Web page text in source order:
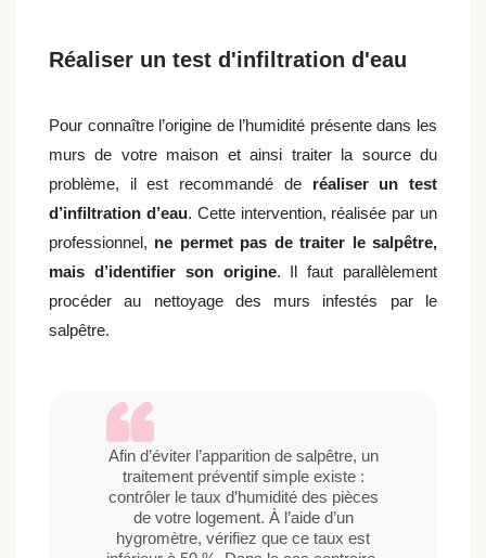
Réaliser un test d'infiltration d'eau
Pour connaître l’origine de l’humidité présente dans les
murs de votre maison et ainsi traiter la source du
problème, il est recommandé de réaliser un test
d’infiltration d’eau. Cette intervention, réalisée par un
professionnel, ne permet pas de traiter le salpêtre,
mais d’identifier son origine. Il faut parallèlement
procéder au nettoyage des murs infestés par le
salpêtre.
Afin d’éviter l’apparition de salpêtre, un
traitement préventif simple existe :
contrôler le taux d’humidité des pièces
de votre logement. À l’aide d’un
hygromètre, vérifiez que ce taux est